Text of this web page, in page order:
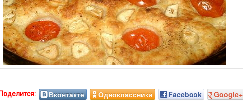
Вконтакте Одноклассники Facebook Google+